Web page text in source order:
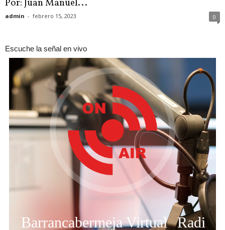
Por: Juan Manuel...
admin - febrero 15, 2023 0
Escuche la señal en vivo